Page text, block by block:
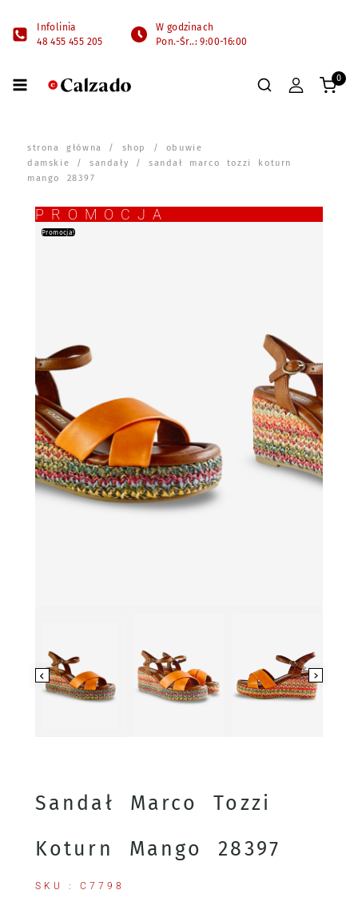
Infolinia
48 455 455 205
W godzinach
Pon.-Śr..: 9:00-16:00
0
strona główna / shop / obuwie
damskie /sandały / sandał marco tozzi koturn
mango 28397
Sandał Marco Tozzi
Koturn Mango 28397
SKU : C7798
PROMOCJA
Promocja!